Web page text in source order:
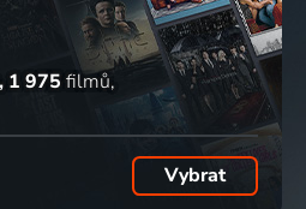
1 975 filmů
Vybrat